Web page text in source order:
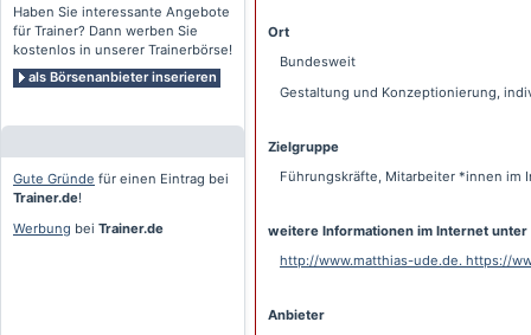
Haben Sie interessante Angebote
für Trainer? Dann werben Sie
kostenlos in unserer Trainerbörse!
als Börsenanbieter inserieren
Gute Gründe für einen Eintrag bei
Trainer.de!
Werbung bei Trainer.de
Ort
Bundesweit
Gestaltung und Konzeptionierung,
Zielgruppe
Führungskräfte, Mitarbeiter *innen im
weitere Informationen im Internet unter
http://www.matthias-ude.de. https://
Anbieter